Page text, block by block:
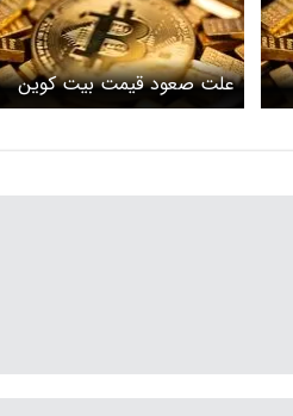
علت صعود قیمت بیت کوین
چه بود؟